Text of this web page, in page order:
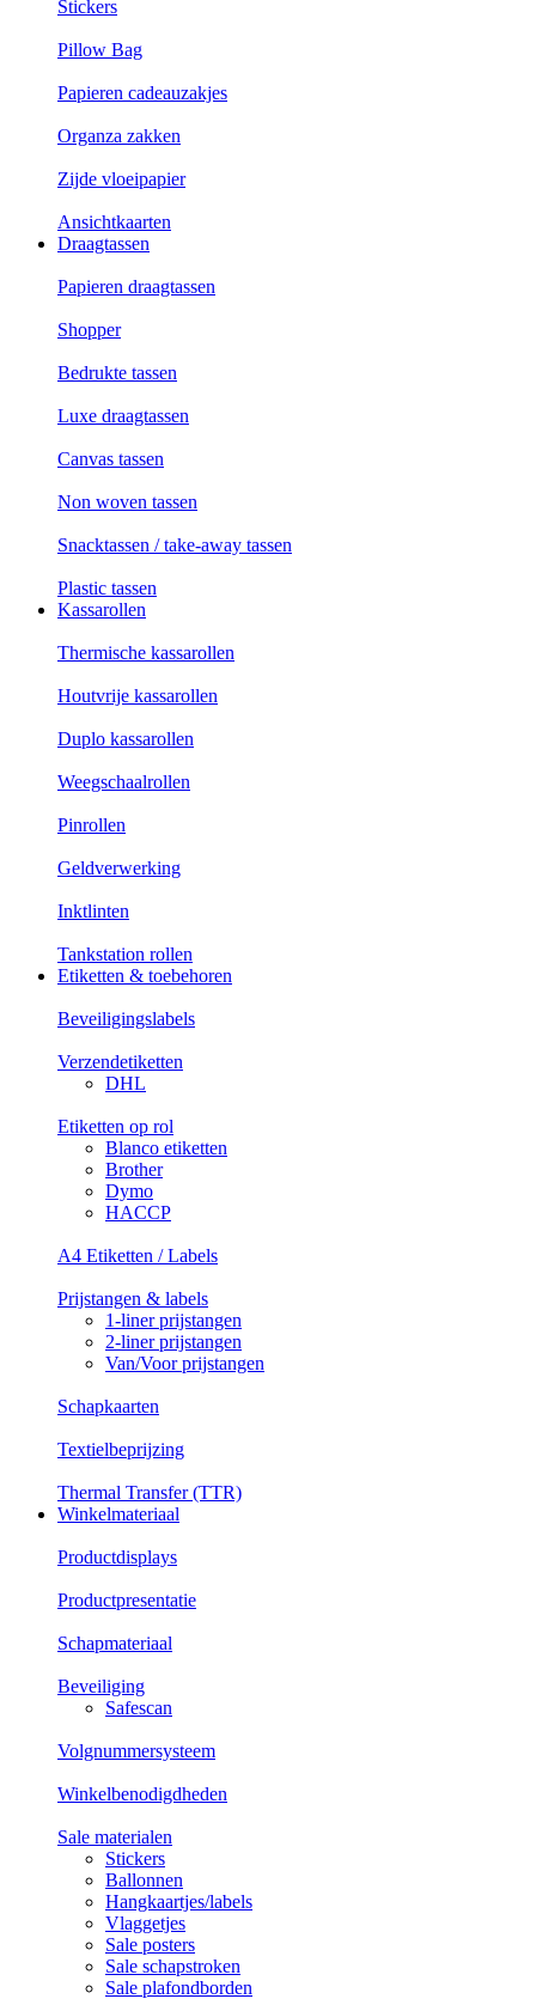
Stickers
Pillow Bag
Papieren cadeauzakjes
Organza zakken
Zijde vloeipapier
Ansichtkaarten
Draagtassen
Papieren draagtassen
Shopper
Bedrukte tassen
Luxe draagtassen
Canvas tassen
Non woven tassen
Snacktassen / take-away tassen
Plastic tassen
Kassarollen
Thermische kassarollen
Houtvrije kassarollen
Duplo kassarollen
Weegschaalrollen
Pinrollen
Geldverwerking
Inktlinten
Tankstation rollen
Etiketten & toebehoren
Beveiligingslabels
Verzendetiketten
DHL
Etiketten op rol
Blanco etiketten
Brother
Dymo
HACCP
A4 Etiketten / Labels
Prijstangen & labels
1-liner prijstangen
2-liner prijstangen
Van/Voor prijstangen
Schapkaarten
Textielbeprijzing
Thermal Transfer (TTR)
Winkelmateriaal
Productdisplays
Productpresentatie
Schapmateriaal
Beveiliging
Safescan
Volgnummersysteem
Winkelbenodigdheden
Sale materialen
Stickers
Ballonnen
Hangkaartjes/labels
Vlaggetjes
Sale posters
Sale schapstroken
Sale plafondborden